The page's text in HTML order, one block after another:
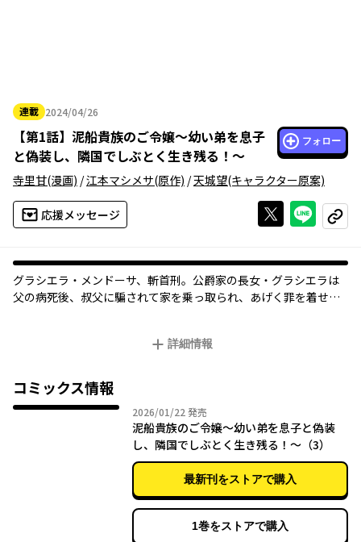
連載 2024/04/26
2024年04月26日
【第1話】 泥船貴族のご令嬢～幼い弟を息子
と偽装し、隣国でしぶとく生き残る！～
フォロー
寺里甘(漫画) /江本マシメサ(原作) /天城望(キャラクター原案)
応援メッセージ Xで投稿する
ライン
コピー
グラシエラ・メンドーサ、斬首刑――。公爵家の長女・グラシエラは
父の病死後、叔父に騙されて家を乗っ取られ、あげく罪を着せら
弟を息子と偽装してでも、しぶとく生き残ってみせます。
詳細情報
コミックス情報
2026/01/22 2026年01月22日
発売
泥船貴族のご令嬢～幼い弟を息子と偽装
し、隣国でしぶとく生き残る！～（3）
最新刊をストアで購入
1巻をストアで購入